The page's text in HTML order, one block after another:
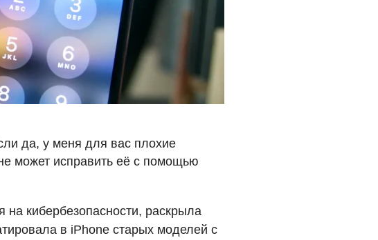
да, у меня для вас плохие
может исправить её с помощью
кибербезопасности, раскрыла
в iPhone старых моделей с